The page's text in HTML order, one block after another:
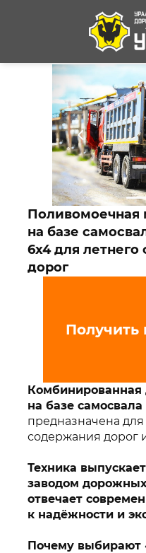
на базе
6x4 для
дорог
на базе самосвала
предназначена для
содержания дорог
Техника
заводом
отвечает
к надёжности и
Почему выбирают